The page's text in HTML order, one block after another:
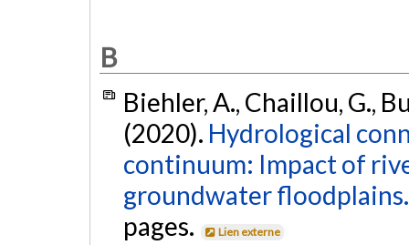
B
Biehler, A., Chaillou, G.,
(2020). Hydrological
continuum: Impact of
groundwater floodplains.
pages.
Lien externe